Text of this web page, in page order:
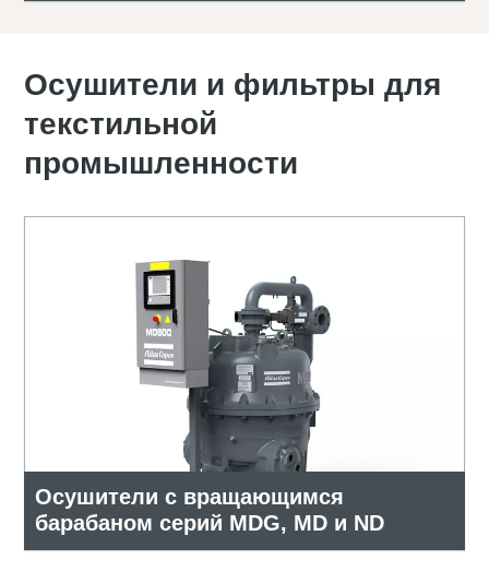
Осушители и фильтры для
текстильной
промышленности
Осушители с вращающимся
барабаном серий MDG, MD и ND